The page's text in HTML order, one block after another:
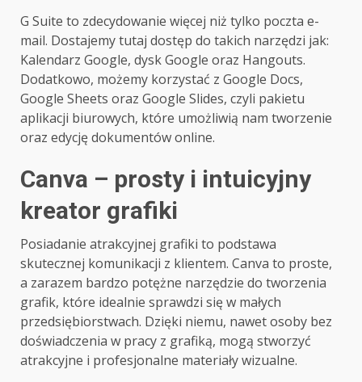
G Suite to zdecydowanie więcej niż tylko poczta e-
mail. Dostajemy tutaj dostęp do takich narzędzi jak:
Kalendarz Google, dysk Google oraz Hangouts.
Dodatkowo, możemy korzystać z Google Docs,
Google Sheets oraz Google Slides, czyli pakietu
aplikacji biurowych, które umożliwią nam tworzenie
oraz edycję dokumentów online.
Canva – prosty i intuicyjny
kreator grafiki
Posiadanie atrakcyjnej grafiki to podstawa
skutecznej komunikacji z klientem. Canva to proste,
a zarazem bardzo potężne narzędzie do tworzenia
grafik, które idealnie sprawdzi się w małych
przedsiębiorstwach. Dzięki niemu, nawet osoby bez
doświadczenia w pracy z grafiką, mogą stworzyć
atrakcyjne i profesjonalne materiały wizualne.